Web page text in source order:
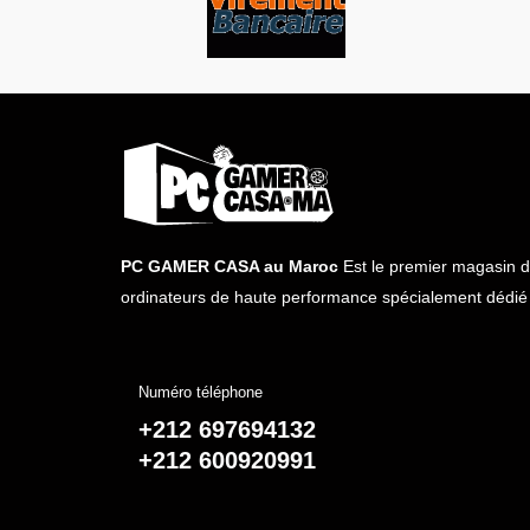
PC GAMER CASA au Maroc Est le premier magasin
ordinateurs de haute performance spécialement
Numéro téléphone
+212 697694132
+212 600920991